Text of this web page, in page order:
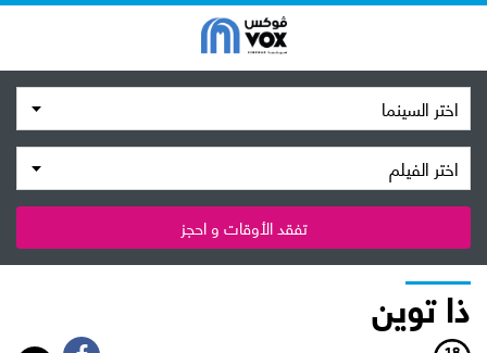
اختر السينما
اختر الفيلم
تفقد الأوقات و احجز
ذا توين